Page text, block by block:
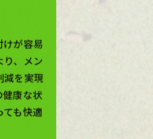
けが容易
り、メン
減を実現
健康な状
ても快適